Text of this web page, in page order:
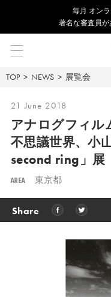
毎⽉ オン
著名な審査員
TOP NEWS 展覧会
21 June 2018
アナログフィル
不思議世界、小
second ring」展
AREA 東京都
Share